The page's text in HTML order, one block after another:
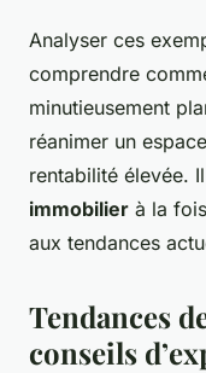
Analyser ces
comprendre
minutieusement
réanimer un
rentabilité élevée. Il
immobilier à la
aux tendances
Tendances
conseils